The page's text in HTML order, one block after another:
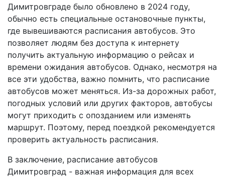
Димитровграде было обновлено в 2024 году,
обычно есть специальные остановочные пункты,
где вывешиваются расписания автобусов. Это
позволяет людям без доступа к интернету
получить актуальную информацию о рейсах и
времени ожидания автобусов. Однако, несмотря на
все эти удобства, важно помнить, что расписание
автобусов может меняться. Из-за дорожных работ,
погодных условий или других факторов, автобусы
могут приходить с опозданием или изменять
маршрут. Поэтому, перед поездкой рекомендуется
проверить актуальность расписания.
В заключение, расписание автобусов
Димитровград - важная информация для всех